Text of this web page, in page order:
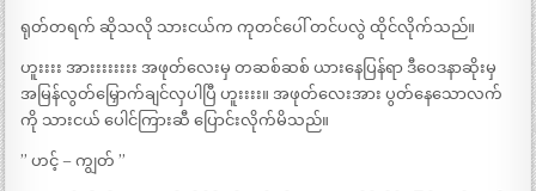
ရုတ်တရက် ဆိုသလို သားငယ်က ကုတင်ပေါ် တင်ပလွဲ ထိုင်လိုက်သည်။
ဟူးးးး အားးးးးးးး အဖုတ်လေးမှ တဆစ်ဆစ် ယားနေပြန်ရာ ဒီဝေဒနာဆိုးမှ
အမြန်လွတ်မြှောက်ချင်လှပါပြီ ဟူးးးး။ အဖုတ်လေးအား ပွတ်နေသောလက်
ကို သားငယ် ပေါင်ကြားဆီ ပြောင်းလိုက်မိသည်။
” ဟင့် – ကျွတ် ”